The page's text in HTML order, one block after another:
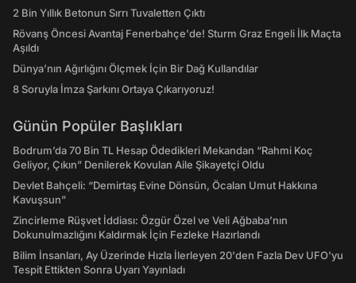
2 Bin Yıllık Betonun Sırrı Tuvaletten Çıktı
Rövanş Öncesi Avantaj Fenerbahçe'de! Sturm Graz Engeli İlk Maçta
Aşıldı
Dünya’nın Ağırlığını Ölçmek İçin Bir Dağ Kullandılar
8 Soruyla İmza Şarkını Ortaya Çıkarıyoruz!
Günün Popüler Başlıkları
Bodrum’da 70 Bin TL Hesap Ödedikleri Mekandan “Rahmi Koç
Geliyor, Çıkın” Denilerek Kovulan Aile Şikayetçi Oldu
Devlet Bahçeli: “Demirtaş Evine Dönsün, Öcalan Umut Hakkına
Kavuşsun”
Zincirleme Rüşvet İddiası: Özgür Özel ve Veli Ağbaba’nın
Dokunulmazlığını Kaldırmak İçin Fezleke Hazırlandı
Bilim İnsanları, Ay Üzerinde Hızla İlerleyen 20'den Fazla Dev UFO'yu
Tespit Ettikten Sonra Uyarı Yayınladı